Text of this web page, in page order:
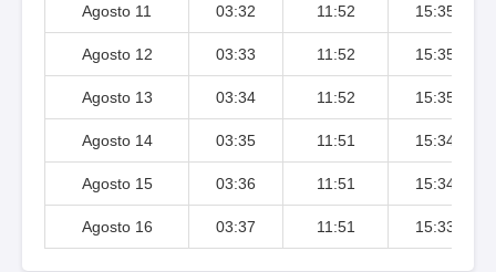
Agosto 11 03:32 11:52 15:35
Agosto 12 03:33 11:52 15:35
Agosto 13 03:34 11:52 15:35
Agosto 14 03:35 11:51 15:34
Agosto 15 03:36 11:51 15:34
Agosto 16 03:37 11:51 15:33